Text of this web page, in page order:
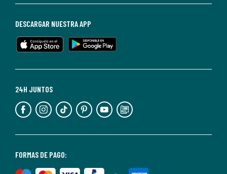
de
en
cualquier
Para
información,
puedes
nuestra
de
FORMAS DE PAGO:
24H JUNTOS
DESCARGAR NUESTRA APP